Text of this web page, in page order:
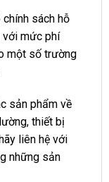
chính sách hỗ
với mức phí
một số trường
sản phẩm về
thiết bị
liên hệ với
những sản